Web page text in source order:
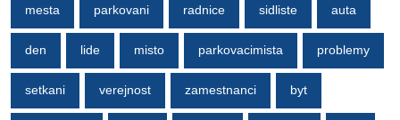
mesta parkovani radnice sidliste auta
den lide misto parkovacimista problemy
setkani verejnost zamestnanci byt